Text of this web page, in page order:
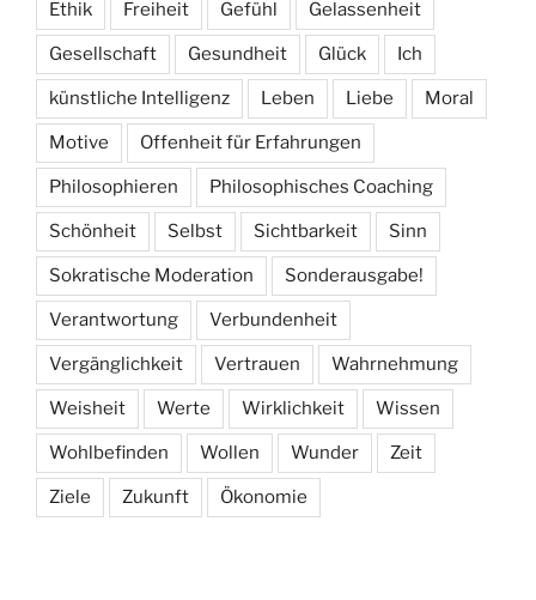
Ethik Freiheit Gefühl Gelassenheit
Gesellschaft Gesundheit Glück Ich
künstliche Intelligenz Leben Liebe Moral
Motive Offenheit für Erfahrungen
Philosophieren Philosophisches Coaching
Schönheit Selbst Sichtbarkeit Sinn
Sokratische Moderation Sonderausgabe!
Verantwortung Verbundenheit
Vergänglichkeit Vertrauen Wahrnehmung
Weisheit Werte Wirklichkeit Wissen
Wohlbefinden Wollen Wunder Zeit
Ziele Zukunft Ökonomie